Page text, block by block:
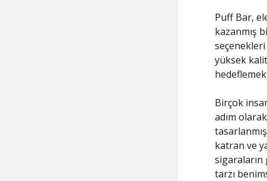
Puff Bar,
kazanmış
seçenekleri
yüksek
Birçok
adım
katran ve
sigaraların
tarzı